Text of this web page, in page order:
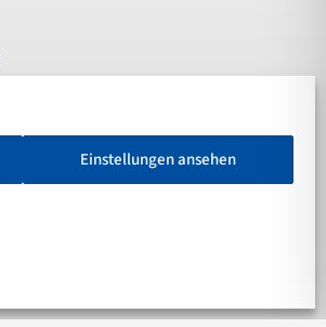
Einstellungen ansehen